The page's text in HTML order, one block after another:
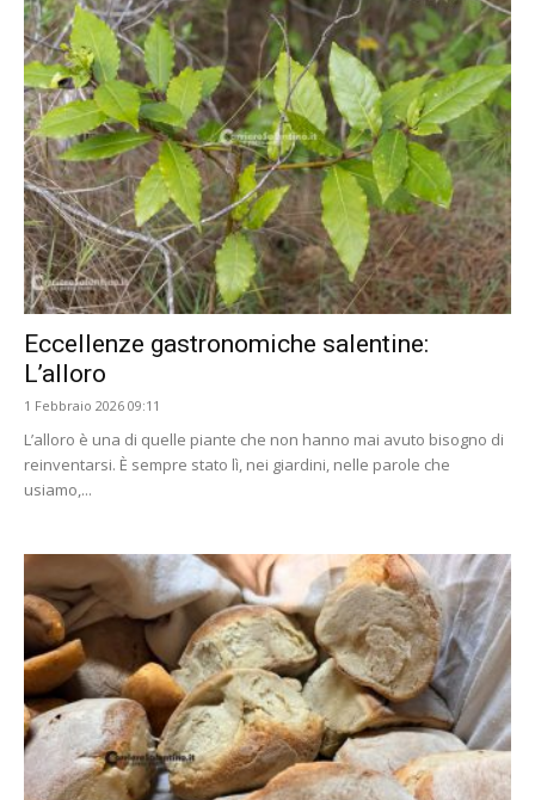
Eccellenze gastronomiche salentine:
L’alloro
1 Febbraio 2026 09:11
L’alloro è una di quelle piante che non hanno mai avuto bisogno di
reinventarsi. È sempre stato lì, nei giardini, nelle parole che
usiamo,...